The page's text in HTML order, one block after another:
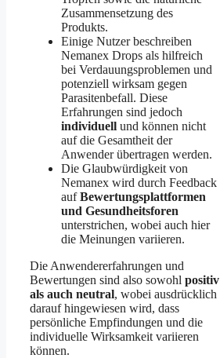
Zusammensetzung des
Produkts.
Einige Nutzer beschreiben
Nemanex Drops als hilfreich
bei Verdauungsproblemen und
potenziell wirksam gegen
Parasitenbefall. Diese
Erfahrungen sind jedoch
individuell und können nicht
auf die Gesamtheit der
Anwender übertragen werden.
Die Glaubwürdigkeit von
Nemanex wird durch Feedback
aufBewertungsplattformen
und Gesundheitsforen
unterstrichen, wobei auch hier
die Meinungen variieren.
Die Anwendererfahrungen und
Bewertungen sind also sowohl positiv
als auch neutral, wobei ausdrücklich
darauf hingewiesen wird, dass
persönliche Empfindungen und die
individuelle Wirksamkeit variieren
können.